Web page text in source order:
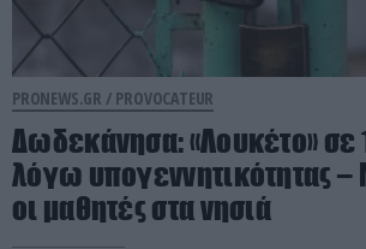
PRONEWS.GR / PROVOCATEUR
Δωδεκάνησα: «Λουκέτο» σε
λόγω υπογεννητικότητας –
οι μαθητές στα νησιά